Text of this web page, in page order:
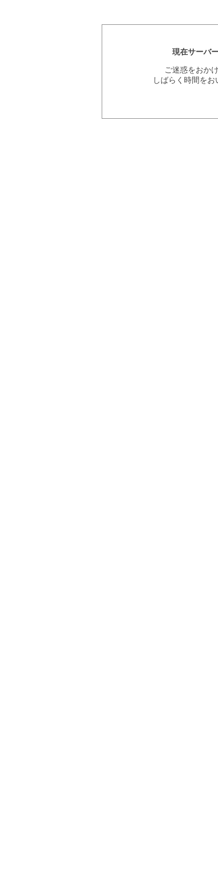
現在サーバ
ご迷惑をおか
しばらく時間を